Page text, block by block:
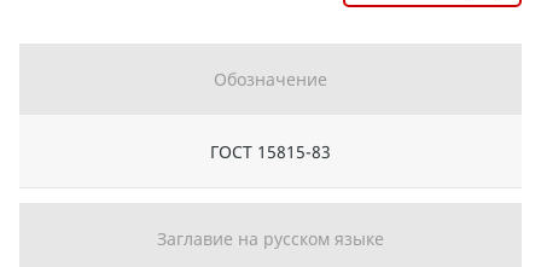
Обозначение
ГОСТ 15815-83
Заглавие на русском языке